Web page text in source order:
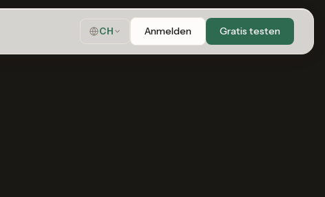
CH Anmelden Gratis testen